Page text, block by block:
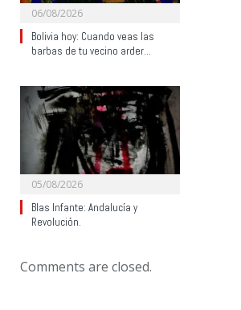
06/08/2026
Bolivia hoy: Cuando veas las
barbas de tu vecino arder…
05/08/2026
Blas Infante: Andalucía y
Revolución.
Comments are closed.